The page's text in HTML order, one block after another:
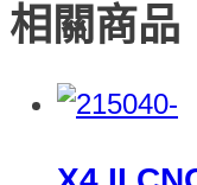
相關商品